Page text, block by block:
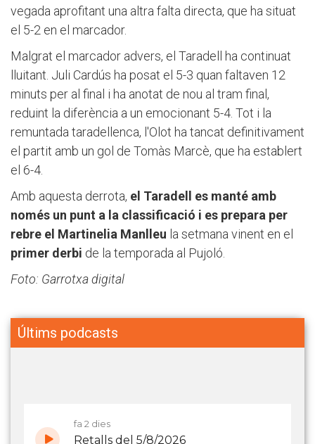
vegada aprofitant una altra falta directa, que ha situat
el 5-2 en el marcador.
Malgrat el marcador advers, el Taradell ha continuat
lluitant. Juli Cardús ha posat el 5-3 quan faltaven 12
minuts per al final i ha anotat de nou al tram final,
reduint la diferència a un emocionant 5-4. Tot i la
remuntada taradellenca, l'Olot ha tancat definitivament
el partit amb un gol de Tomàs Marcè, que ha establert
el 6-4.
Amb aquesta derrota, el Taradell es manté amb
només un punt a la classificació i es prepara per
rebre el Martinelia Manlleu la setmana vinent en el
primer derbi de la temporada al Pujoló.
Foto: Garrotxa digital
Últims podcasts